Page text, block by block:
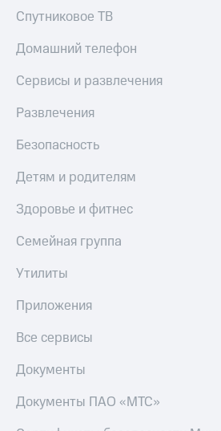
Спутниковое ТВ
Домашний телефон
Сервисы и развлечения
Развлечения
Безопасность
Детям и родителям
Здоровье и фитнес
Семейная группа
Утилиты
Приложения
Все сервисы
Документы
Документы ПАО «МТС»